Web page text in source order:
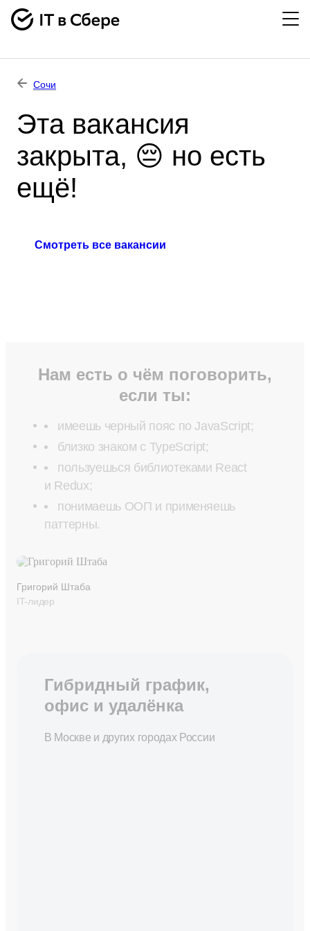
Сочи
Эта вакансия
закрыта, 😔 но есть
ещё!
Смотреть все вакансии
Григорий Штаба
IT-лидер
Нам есть о чём поговорить,
если ты:
имеешь черный пояс по JavaScript;
близко знаком с TypeScript;
пользуешься библиотеками React
и Redux;
понимаешь ООП и применяешь
паттерны.
Гибридный график,
офис и удалёнка
В Москве и других городах России